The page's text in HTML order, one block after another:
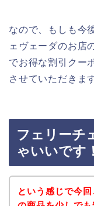
なので、もしも今
ェヴェーダのお店
でお得な割引クー
させていただきま
フェリーチ
ゃいいです
という感じで今